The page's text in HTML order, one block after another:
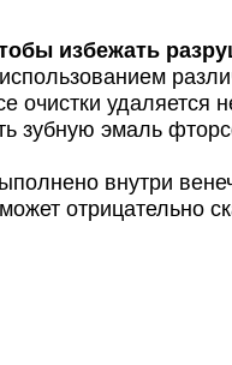
избежать
очистки удаляется
зубную эмаль
внутри
отрицательно